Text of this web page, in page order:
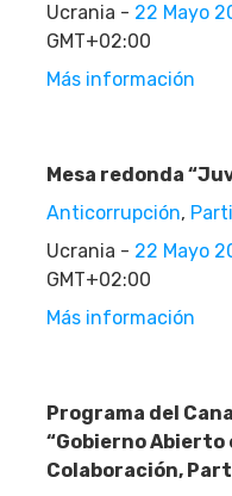
Ucrania - 22 Mayo
GMT+02:00
Más información
Mesa redonda
Anticorrupción,
Ucrania - 22 Mayo
GMT+02:00
Más información
Programa del
“Gobierno Abierto
Colaboración,